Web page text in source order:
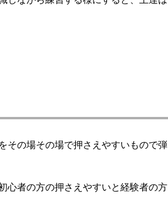
その場その場で押さえやすいもので弾
心者の方の押さえやすいと経験者の方